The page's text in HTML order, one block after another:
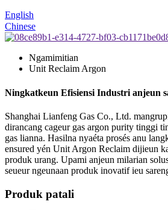
English
Chinese
Ngamimitian
Unit Reclaim Argon
Ningkatkeun Efisiensi Industri anjeun
Shanghai Lianfeng Gas Co., Ltd.
dirancang cageur gas argon purity tinggi
gas lianna. Hasilna nyaéta prosés anu
ensured yén Unit Argon Reclaim dijieun
produk urang. Upami anjeun milarian
seueur ngeunaan produk inovatif ieu
Produk patali